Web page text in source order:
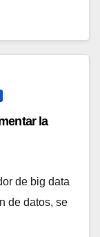
la
de big data
de datos, se